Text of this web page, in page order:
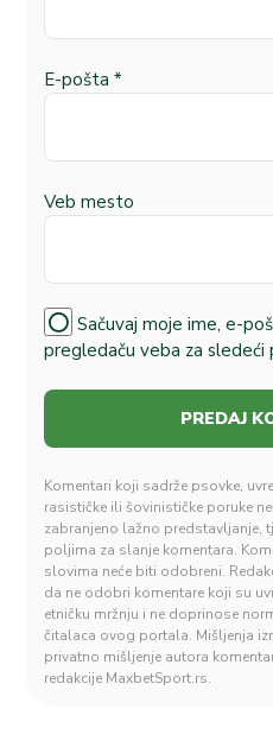
E-pošta *
Veb mesto
Sačuvaj moje ime, e-
pregledaču veba za
Komentari koji sadrže psovke,
rasističke ili šovinističke poruke
zabranjeno lažno predstavljanje,
poljima za slanje komentara.
slovima neće biti odobreni.
da ne odobri komentare koji su
etničku mržnju i ne doprinose
čitalaca ovog portala. Mišljenja
privatno mišljenje autora
redakcije MaxbetSport.rs.